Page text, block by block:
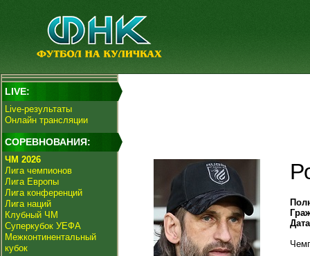
LIVE:
Live-результаты
Онлайн трансляции
СОРЕВНОВАНИЯ:
ЧМ 2026
Лига чемпионов
Лига Европы
Лига конференций
Лига наций
Клубный ЧМ
Суперкубок УЕФА
Межконтинентальный
кубок